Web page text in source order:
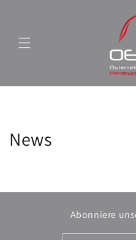
News
Abonniere